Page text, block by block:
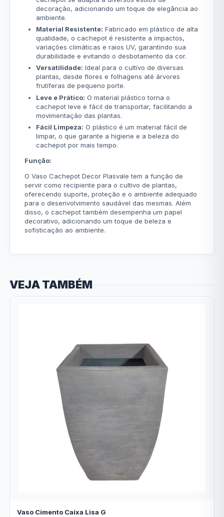
decoração, adicionando um toque de elegância ao
ambiente.
Material Resistente: Fabricado em plástico de alta
qualidade, o cachepot é resistente a impactos,
variações climáticas e raios UV, garantindo sua
durabilidade e evitando o desbotamento da cor.
Versatilidade: Ideal para o cultivo de diversas
plantas, desde flores e folhagens até árvores
frutíferas de pequeno porte.
Leve e Prático: O material plástico torna o
cachepot leve e fácil de transportar, facilitando a
movimentação das plantas.
Fácil Limpeza: O plástico é um material fácil de
limpar, o que garante a higiene e a beleza do
cachepot por mais tempo.
Função:
O Vaso Cachepot Decor Plasvale tem a função de
servir como recipiente para o cultivo de plantas,
oferecendo suporte, proteção e o ambiente adequado
para o desenvolvimento saudável das mesmas. Além
disso, o cachepot também desempenha um papel
decorativo, adicionando um toque de beleza e
sofisticação ao ambiente.
VEJA TAMBÉM
Vaso Cimento Caixa Lisa G